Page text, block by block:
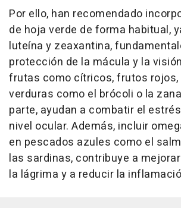
Por ello, han recomendado
de hoja verde de forma habitual,
luteína y zeaxantina,
protección de la mácula y la
frutas como cítricos, frutos
verduras como el brócoli o la
parte, ayudan a combatir el
nivel ocular. Además, incluir
en pescados azules como el
las sardinas, contribuye a
la lágrima y a reducir la